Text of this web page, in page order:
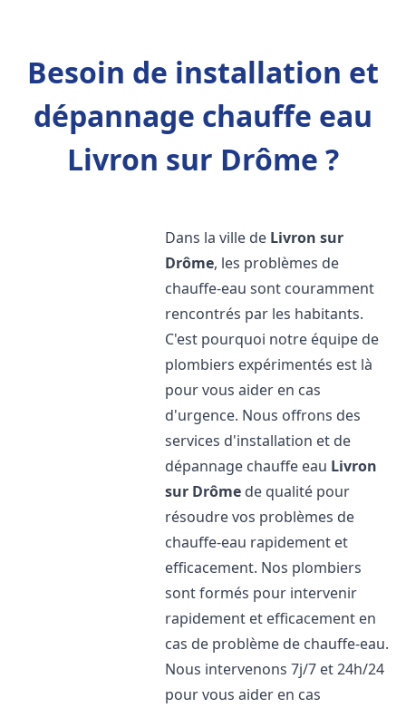
Besoin de installation et
dépannage chauffe eau
Livron sur Drôme ?
Dans la ville de Livron sur
Drôme, les problèmes de
chauffe-eau sont couramment
rencontrés par les habitants.
C'est pourquoi notre équipe de
plombiers expérimentés est là
pour vous aider en cas
d'urgence. Nous offrons des
services d'installation et de
dépannage chauffe eau Livron
sur Drôme de qualité pour
résoudre vos problèmes de
chauffe-eau rapidement et
efficacement. Nos plombiers
sont formés pour intervenir
rapidement et efficacement en
cas de problème de chauffe-eau.
Nous intervenons 7j/7 et 24h/24
pour vous aider en cas